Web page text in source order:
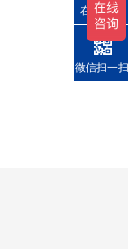
在线询价
微信扫一扫